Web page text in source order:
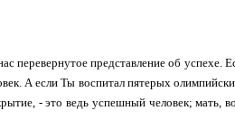
перевернутое представление об успехе.
А если Ты воспитал пятерых
- это ведь успешный человек; мать,